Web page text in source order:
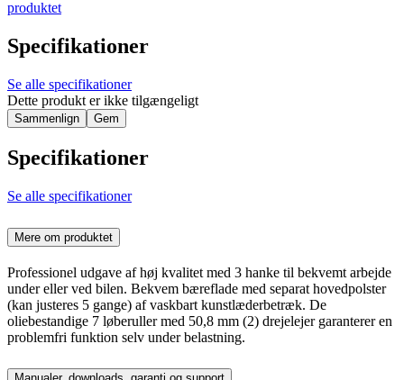
produktet
Specifikationer
Se alle specifikationer
Dette produkt er ikke tilgængeligt
Sammenlign Gem
Specifikationer
Se alle specifikationer
Mere om produktet
Professionel udgave af høj kvalitet med 3 hanke til bekvemt arbejde
under eller ved bilen. Bekvem bæreflade med separat hovedpolster
(kan justeres 5 gange) af vaskbart kunstlæderbetræk. De
oliebestandige 7 løberuller med 50,8 mm (2) drejelejer garanterer en
problemfri funktion selv under belastning.